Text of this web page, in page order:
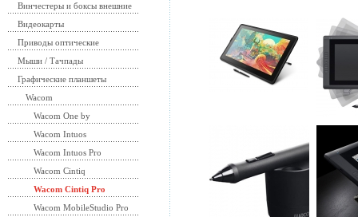
Винчестеры и боксы внешние
Видеокарты
Приводы оптические
Мыши / Тачпады
Графические планшеты
Wacom
Wacom One by
Wacom Intuos
Wacom Intuos Pro
Wacom Cintiq
Wacom Cintiq Pro
Wacom MobileStudio Pro